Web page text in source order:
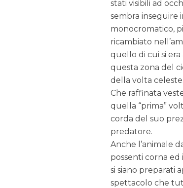
stati visibili ad
sembra inseguire
monocromatico,
ricambiato
quello di cui si
questa zona del
della volta celeste.
Che raffinata
quella “prima”
corda del suo
predatore.
Anche l’animale
possenti corna
si siano preparati
spettacolo che